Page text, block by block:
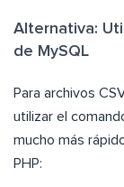
Alternativa:
de MySQL
Para archivos
utilizar el
mucho más
PHP: